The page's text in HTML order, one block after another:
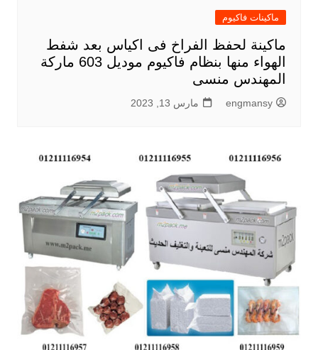
ماكينات فاكيوم
ماكينة لحفظ الفراخ فى اكياس بعد شفط
الهواء منها بنظام فاكيوم موديل 603 ماركة
المهندس منسى
engmansy مارس 13, 2023